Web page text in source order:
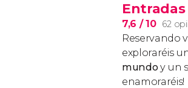
7,6 / 10 62
Reservando
exploraréis
mundoy un
enamoraréis!